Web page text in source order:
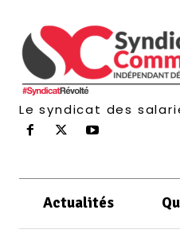
Le syndicat des
Actualités